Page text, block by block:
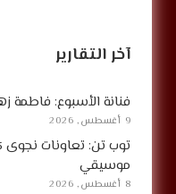
آخر التقارير
فنانة الأسبوع: فاطمة
9 أغسطس, 2026
توب تن: تعاونات
موسيقي
8 أغسطس, 2026